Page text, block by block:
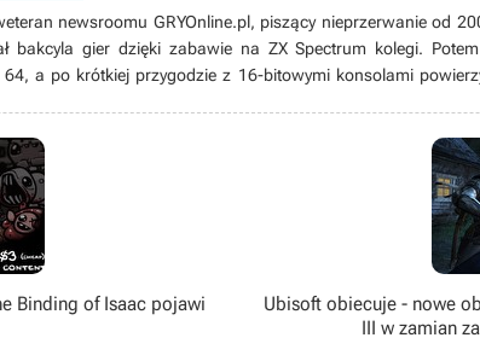
newsroomu GRYOnline.pl, piszący nieprzerwanie od
bakcyla gier dzięki zabawie na ZX Spectrum kolegi.
a po krótkiej przygodzie z 16-bitowymi konsolami
filmów i komiksów.
Binding of Isaac pojawi
Ubisoft obiecuje - nowe
III w zamian